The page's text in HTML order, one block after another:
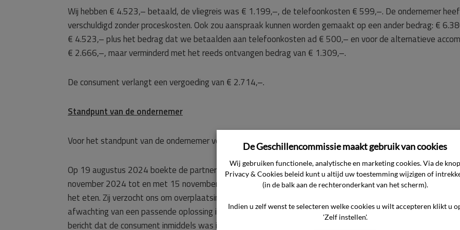
Wij hebben € 4.523,– betaald, de vliegreis was € 1.199,–, de telefoonkosten € 599,–. De ondernemer
verschuldigd zonder proceskosten. Ook zou aanspraak kunnen worden gemaakt op een ander bedrag: €
€ 4.523,– plus het bedrag dat we betaalden aan telefoonkosten ad € 500,– en voor de alternatieve
€ 2.666,–, maar verminderd met het reeds ontvangen bedrag van € 1.309,–.
De consument verlangt een vergoeding van € 2.714,–.
Standpunt van de ondernemer
Voor het standpunt van de ondernemer verwijst de commissie naar de overgelegde stukken. In de kern
Op 19 augustus 2024 boekte de partner van de consument een reis voor twee personen naar
november 2024 tot en met 15 november 2024. Helaas was de partner van de consument niet tevreden
het eten. Zij verzocht ons om overplaatsing naar een ander hotel. Wij hebben dit verzoek direct opgepakt
afwachting van een passende oplossing is toestemming gegeven om voor één nacht in een ander hotel te
bericht dat de consument inmiddels was ingecheckt in [accommodatie 2] [stad 1], waarbij een bedrag van
De Geschillencommissie maakt gebruik van cookies
Wij gebruiken functionele, analytische en marketing cookies. Via de knop
Privacy & Cookies beleid kunt u altijd uw toestemming wijzigen of
(in de balk aan de rechteronderkant van het scherm).
Indien u zelf wenst te selecteren welke cookies u wilt accepteren klikt u
'Zelf instellen'.